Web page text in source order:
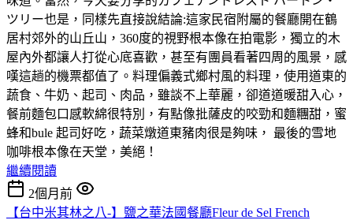
ツリー也是，同樣先直接說結論:這家民宿附屬的餐廳開在鶴
居村郊外的山丘山，360度的視野根本像在拍電影，獨立的木
屋內外都讓人打從心底喜歡，甚至有團員看著四周的風景，感
嘆這趟的機票都值了。料理偏義式鄉村風的料理，使用道東的
蔬食、牛奶、起司、肉品，雖談不上華麗，卻道道暖甜入心，
餐前麵包口感軟綿很特別，有點像批薩皮的咬勁和麵糰甜，蜜
蜂和bule 起司好吃，蔬菜燉道東豬肉很是夠味， 最後的雪地
咖啡根本像在天堂，美絕！
繼續閱讀
2個月前
【台中米其林之八-】鹽之華法國餐廳Fleur de Sel French